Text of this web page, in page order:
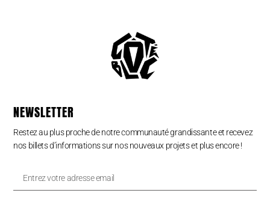
NEWSLETTER
Restez au plus proche de notre communauté grandissante et recevez
nos billets d’informations sur nos nouveaux projets et plus encore !